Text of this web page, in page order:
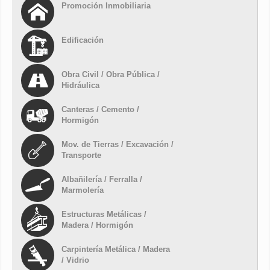
Promoción Inmobiliaria
Edificación
Obra Civil / Obra Pública /
Hidráulica
Canteras / Cemento /
Hormigón
Mov. de Tierras / Excavación /
Transporte
Albañilería / Ferralla /
Marmolería
Estructuras Metálicas /
Madera / Hormigón
Carpintería Metálica / Madera
/ Vidrio